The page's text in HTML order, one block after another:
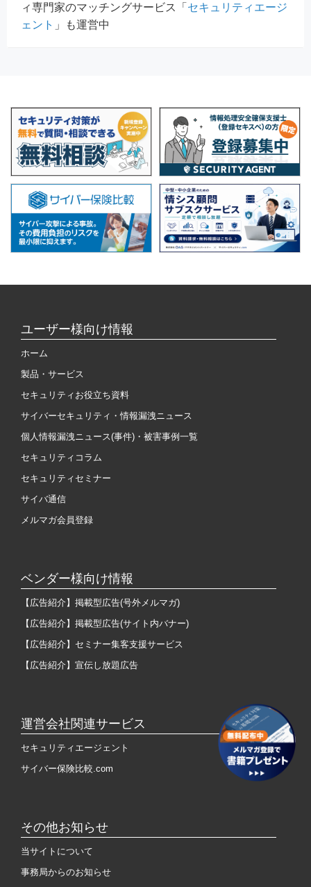
ィ専門家のマッチングサービス「 セキュリティエージ
ェント 」も運営中
ユーザー様向け情報
ホーム
製品・サービス
セキュリティお役立ち資料
サイバーセキュリティ・情報漏洩ニュース
個人情報漏洩ニュース(事件)・被害事例一覧
セキュリティコラム
セキュリティセミナー
サイバ通信
メルマガ会員登録
ベンダー様向け情報
【広告紹介】掲載型広告(号外メルマガ)
【広告紹介】掲載型広告(サイト内バナー)
【広告紹介】セミナー集客支援サービス
【広告紹介】宣伝し放題広告
運営会社関連サービス
セキュリティエージェント
サイバー保険比較.com
その他お知らせ
当サイトについて
事務局からのお知らせ